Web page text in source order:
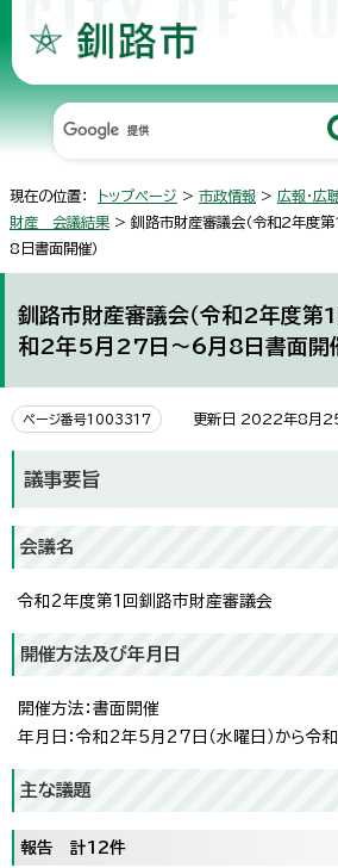
現在の位置： トップページ > 市政情報 > 広報・広
財産 会議結果 > 釧路市財産審議会（令和2年
8日書面開催）
釧路市財産審議会（令和2年度
和2年5月27日～6月8日書面開
ページ番号1003317 更新日 2022年8月
議事要旨
会議名
令和2年度第1回釧路市財産審議会
開催方法及び年月日
開催方法：書面開催
年月日：令和2年5月27日（水曜日）から令
主な議題
報告 計12件